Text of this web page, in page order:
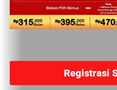
Registrasi